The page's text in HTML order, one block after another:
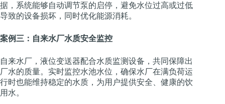
据，系统能够自动调节泵的启停，避免水位过高或过低
导致的设备损坏，同时优化能源消耗。
案例三：自来水厂水质安全监控
自来水厂，液位变送器配合水质监测设备，共同保障出
厂水的质量。实时监控水池水位，确保水厂在满负荷运
行时也能维持稳定的水质，为用户提供安全、健康的饮
用水。